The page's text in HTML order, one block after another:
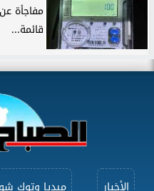
مفاجأة
قائمة...
الأخبار ميديا وتوك شو